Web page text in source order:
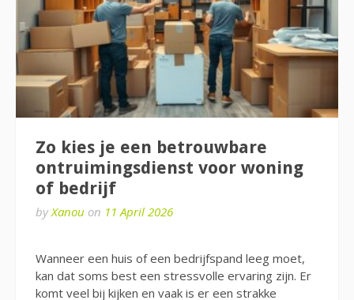
Zo kies je een betrouwbare
ontruimingsdienst voor woning
of bedrijf
byXanou on 11 April 2026
Wanneer een huis of een bedrijfspand leeg moet,
kan dat soms best een stressvolle ervaring zijn. Er
komt veel bij kijken en vaak is er een strakke